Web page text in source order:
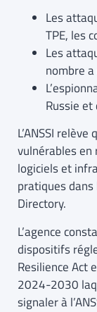
Les
TPE, les
Les
nombre
Russie et
L’ANSSI
vulnérables en
logiciels et
pratiques
Directory.
L’agence
dispositifs
Resilience Act
2024-2030
signaler à